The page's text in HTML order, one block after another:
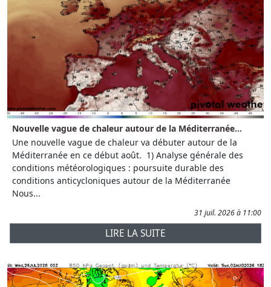
Nouvelle vague de chaleur autour de la Méditerranée...
Une nouvelle vague de chaleur va débuter autour de la
Méditerranée en ce début août. 1) Analyse générale des
conditions météorologiques : poursuite durable des
conditions anticycloniques autour de la Méditerranée
Nous...
31 juil. 2026 à 11:00
LIRE LA SUITE